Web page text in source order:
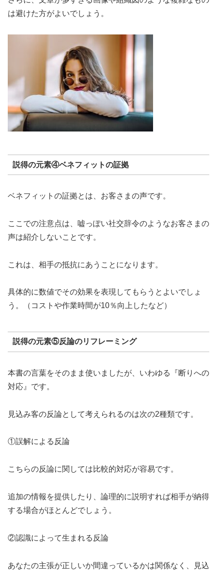
は避けた方がよいでしょう。
説得の元素④ベネフィットの証拠
ベネフィットの証拠とは、お客さまの声です。
ここでの注意点は、嘘っぽい社交辞令のようなお客さまの
声は紹介しないことです。
これは、相手の抵抗にあうことになります。
具体的に数値でその効果を表現してもらうとよいでしょ
う。（コストや作業時間が10％向上したなど）
説得の元素⑤反論のリフレーミング
本書の言葉をそのまま使いましたが、いわゆる『断りへの
対応』です。
見込み客の反論として考えられるのは次の2種類です。
①誤解による反論
こちらの反論に関しては比較的対応が容易です。
追加の情報を提供したり、論理的に説明すれば相手が納得
する場合がほとんどでしょう。
②認識によって生まれる反論
あなたの主張が正しいか間違っているかは関係なく、見込